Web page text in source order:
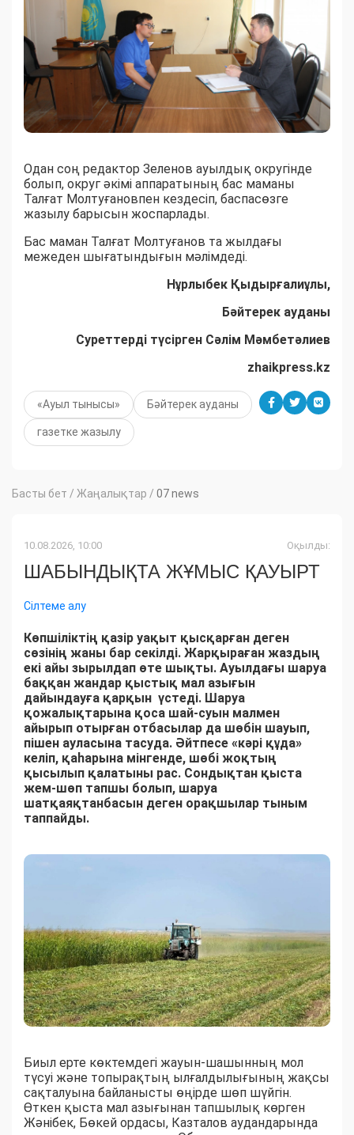
Одан соң редактор Зеленов ауылдық округінде
болып, округ әкімі аппаратының бас маманы
Талғат Молтуғановпен кездесіп, баспасөзге
жазылу барысын жоспарлады.
Бас маман Талғат Молтуғанов та жылдағы
межеден шығатындығын мәлімдеді.
Нұрлыбек Қыдырғалиұлы,
Бәйтерек ауданы
Суреттерді түсірген Сәлім Мәмбетәлиев
zhaikpress.kz
«Ауыл тынысы» Бәйтерек ауданы
газетке жазылу
Басты бет / Жаңалықтар / 07 news
10.08.2026, 10:00 Оқылды:
ШАБЫНДЫҚТА ЖҰМЫС ҚАУЫРТ
Сілтеме алу
Көпшіліктің қазір уақыт қысқарған деген
сөзінің жаны бар секілді. Жарқыраған жаздың
екі айы зырылдап өте шықты. Ауылдағы шаруа
баққан жандар қыстық мал азығын
дайындауға қарқын үстеді. Шаруа
қожалықтарына қоса шай-суын малмен
айырып отырған отбасылар да шөбін шауып,
пішен ауласына тасуда. Әйтпесе «кәрі құда»
келіп, қаһарына мінгенде, шөбі жоқтың
қысылып қалатыны рас. Сондықтан қыста
жем-шөп тапшы болып, шаруа
шатқаяқтанбасын деген орақшылар тыным
таппайды.
Биыл ерте көктемдегі жауын-шашынның мол
түсуі және топырақтың ылғалдылығының жақсы
сақталуына байланысты өңірде шөп шүйгін.
Өткен қыста мал азығынан тапшылық көрген
Жәнібек, Бөкей ордасы, Казталов аудандарында